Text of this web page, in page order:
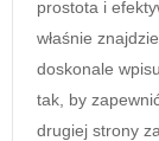
prostota i
właśnie
doskonale
tak, by
drugiej strony